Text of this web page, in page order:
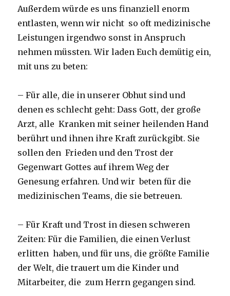
Außerdem würde es uns finanziell enorm
entlasten, wenn wir nicht so oft medizinische
Leistungen irgendwo sonst in Anspruch
nehmen müssten. Wir laden Euch demütig ein,
mit uns zu beten:
– Für alle, die in unserer Obhut sind und
denen es schlecht geht: Dass Gott, der große
Arzt, alle Kranken mit seiner heilenden Hand
berührt und ihnen ihre Kraft zurückgibt. Sie
sollen den Frieden und den Trost der
Gegenwart Gottes auf ihrem Weg der
Genesung erfahren. Und wir beten für die
medizinischen Teams, die sie betreuen.
– Für Kraft und Trost in diesen schweren
Zeiten: Für die Familien, die einen Verlust
erlitten haben, und für uns, die größte Familie
der Welt, die trauert um die Kinder und
Mitarbeiter, die zum Herrn gegangen sind.